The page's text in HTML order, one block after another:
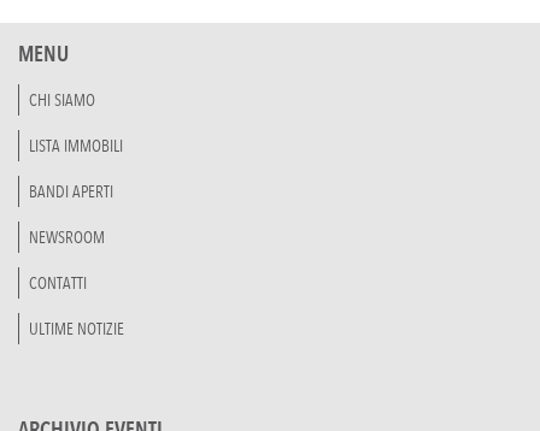
MENU
CHI SIAMO
LISTA IMMOBILI
BANDI APERTI
NEWSROOM
CONTATTI
ULTIME NOTIZIE